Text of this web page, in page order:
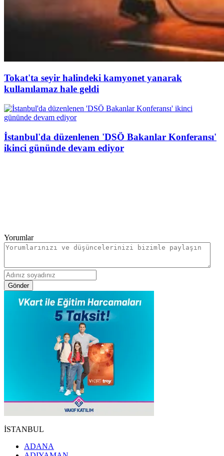
Tokat'ta seyir halindeki kamyonet yanarak
kullanılamaz hale geldi
İstanbul'da düzenlenen 'DSÖ Bakanlar Konferansı'
ikinci gününde devam ediyor
Yorumlar
Gönder
İSTANBUL
ADANA